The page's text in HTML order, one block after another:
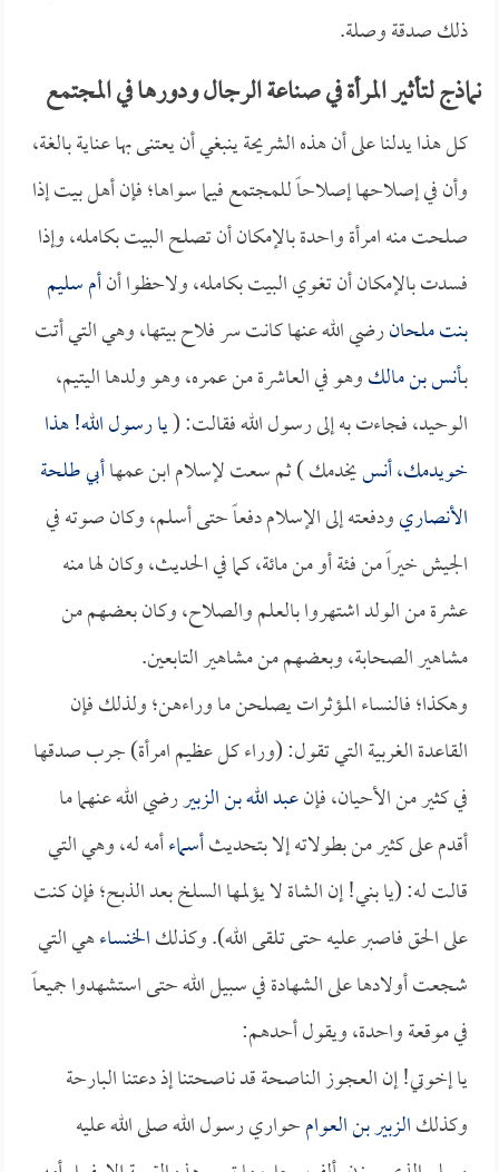
ذلك صدقة وصلة.
نماذج لتأثير المرأة في صناعة الرجال ودورها في المجتمع
كل هذا يدلنا على أن هذه الشريحة ينبغي أن يعتنى بها عناية بالغة،
وأن في إصلاحها إصلاحاً للمجتمع فيما سواها؛ فإن أهل بيت إذا
صلحت منه امرأة واحدة بالإمكان أن تصلح البيت بكامله، وإذا
فسدت بالإمكان أن تغوي البيت بكامله، ولاحظوا أنأم سليم
بنت ملحانرضي الله عنها كانت سر فلاح بيتها، وهي التي أتت
بـأنس بن مالكوهو في العاشرة من عمره، وهو ولدها اليتيم،
الوحيد، فجاءت به إلى رسول الله فقالت: (يا رسول الله! هذا
خويدمك،أنسيخدمك ) ثم سعت لإسلام ابن عمهاأبي طلحة
الأنصاريودفعته إلى الإسلام دفعاً حتى أسلم، وكان صوته في
الجيش خيراً من فئة أو من مائة، كما في الحديث، وكان لها منه
عشرة من الولد اشتهروا بالعلم والصلاح، وكان بعضهم من
مشاهير الصحابة، وبعضهم من مشاهير التابعين.
وهكذا؛ فالنساء المؤثرات يصلحن ما وراءهن؛ ولذلك فإن
القاعدة الغربية التي تقول: (وراء كل عظيم امرأة) جرب صدقها
في كثير من الأحيان، فإنعبد الله بن الزبيررضي الله عنهما ما
أقدم على كثير من بطولاته إلا بتحديثأسماءأمه له، وهي التي
قالت له: (يا بني! إن الشاة لا يؤلمها السلخ بعد الذبح؛ فإن كنت
على الحق فاصبر عليه حتى تلقى الله). وكذلكالخنساءهي التي
شجعت أولادها على الشهادة في سبيل الله حتى استشهدوا جميعاً
في موقعة واحدة، ويقول أحدهم:
يا إخوتي! إن العجوز الناصحة قد ناصحتنا إذ دعتنا البارحة
وكذلكالزبير بن العوامحواري رسول الله صلى الله عليه